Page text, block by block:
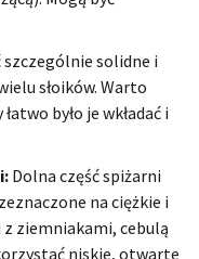
szczególnie solidne i
słoików. Warto
było je wkładać i
Dolna część spiżarni
na ciężkie i
ziemniakami, cebulą
niskie, otwarte